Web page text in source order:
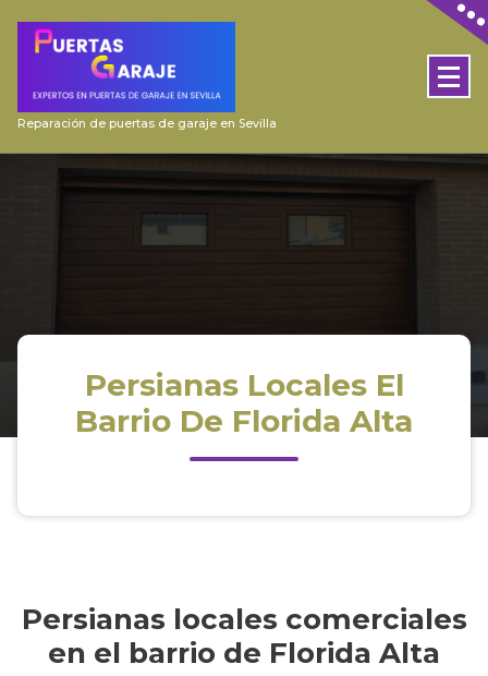
Reparación de puertas de garaje en Sevilla
Persianas Locales El
Barrio De Florida Alta
Persianas locales comerciales
en el barrio de Florida Alta